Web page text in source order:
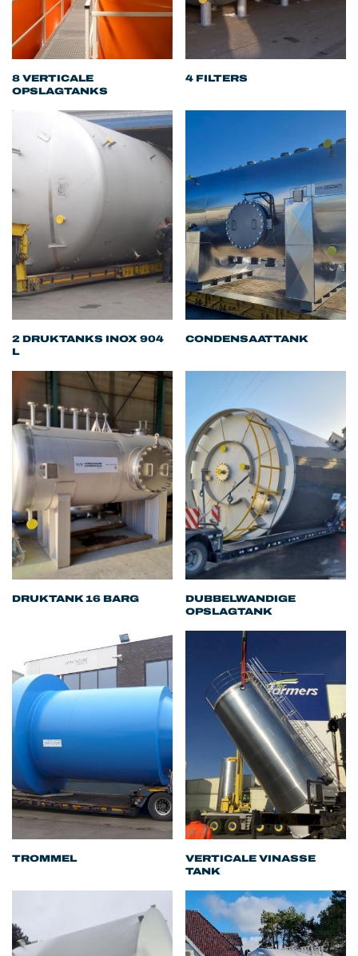
8 VERTICALE
OPSLAGTANKS
4 FILTERS
2 DRUKTANKS INOX 904
L
CONDENSAATTANK
DRUKTANK 16 BARG
DUBBELWANDIGE
OPSLAGTANK
TROMMEL
VERTICALE VINASSE
TANK